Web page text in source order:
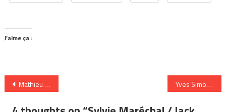
J’aime ça :
Navigation
de
Mathieu Kassovitz réalise XY le clip de Kery James Yves Simon à Cannes : « J’ai découvert la scène l’année dernière ! »